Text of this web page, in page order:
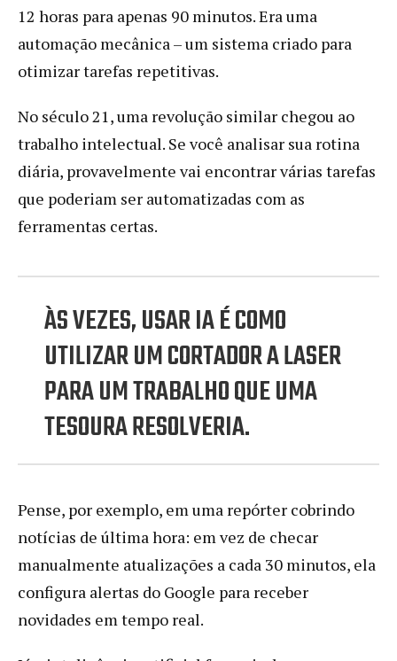
12 horas para apenas 90 minutos. Era uma
automação mecânica – um sistema criado para
otimizar tarefas repetitivas.
No século 21, uma revolução similar chegou ao
trabalho intelectual. Se você analisar sua rotina
diária, provavelmente vai encontrar várias tarefas
que poderiam ser automatizadas com as
ferramentas certas.
ÀS VEZES, USAR IA É COMO
UTILIZAR UM CORTADOR A LASER
PARA UM TRABALHO QUE UMA
TESOURA RESOLVERIA.
Pense, por exemplo, em uma repórter cobrindo
notícias de última hora: em vez de checar
manualmente atualizações a cada 30 minutos, ela
configura alertas do Google para receber
novidades em tempo real.